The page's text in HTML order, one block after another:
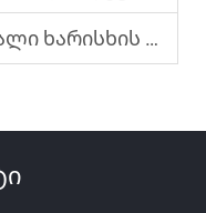
ჯაჭვებში ეფექტურობისა და სიჩქარის ბალანსირება